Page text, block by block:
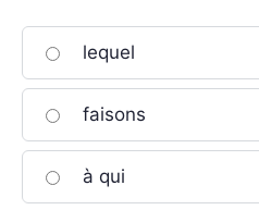
lequel
faisons
à qui